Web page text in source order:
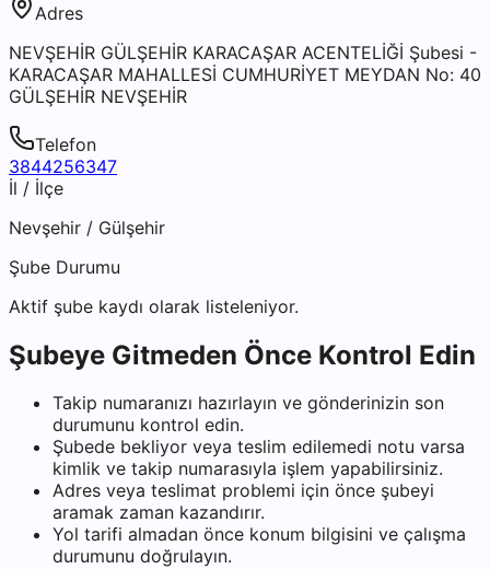
Adres
NEVŞEHİR GÜLŞEHİR KARACAŞAR ACENTELİĞİ Şubesi -
KARACAŞAR MAHALLESİ CUMHURİYET MEYDAN No: 40
GÜLŞEHİR NEVŞEHİR
Telefon
3844256347
İl / İlçe
Nevşehir / Gülşehir
Şube Durumu
Aktif şube kaydı olarak listeleniyor.
Şubeye Gitmeden Önce Kontrol Edin
Takip numaranızı hazırlayın ve gönderinizin son
durumunu kontrol edin.
Şubede bekliyor veya teslim edilemedi notu varsa
kimlik ve takip numarasıyla işlem yapabilirsiniz.
Adres veya teslimat problemi için önce şubeyi
aramak zaman kazandırır.
Yol tarifi almadan önce konum bilgisini ve çalışma
durumunu doğrulayın.